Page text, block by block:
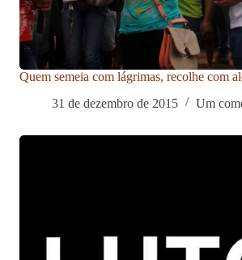
Quem semeia com lágrimas, recolhe com
31 de dezembro de 2015
Um